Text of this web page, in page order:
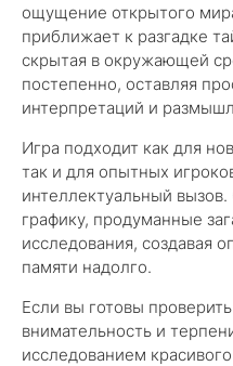
ощущение открытого
приближает к разгадке
скрытая в окружающей
постепенно, оставляя
интерпретаций и
Игра подходит как для
так и для опытных
интеллектуальный
графику, продуманные
исследования, создавая
памяти надолго.
Если вы готовы
внимательность и
исследованием